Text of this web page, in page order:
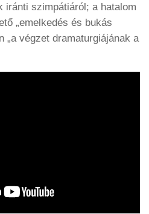
iránti szimpátiáról; a hatalom
„emelkedés és bukás
„a végzet dramaturgiájának a